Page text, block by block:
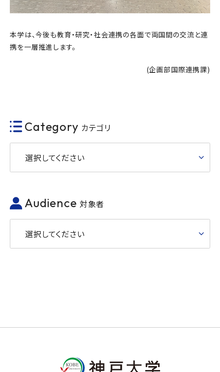
本学は、今後も教育・研究・社会連携の各面で両国間の交流と連
携を一層推進します。
(企画部国際連携課)
Category カテゴリ
選択してください
Audience 対象者
選択してください